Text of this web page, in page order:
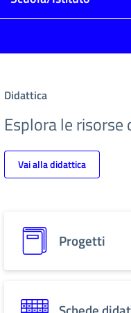
Didattica
Esplora le
Vai alla didattica
Progetti